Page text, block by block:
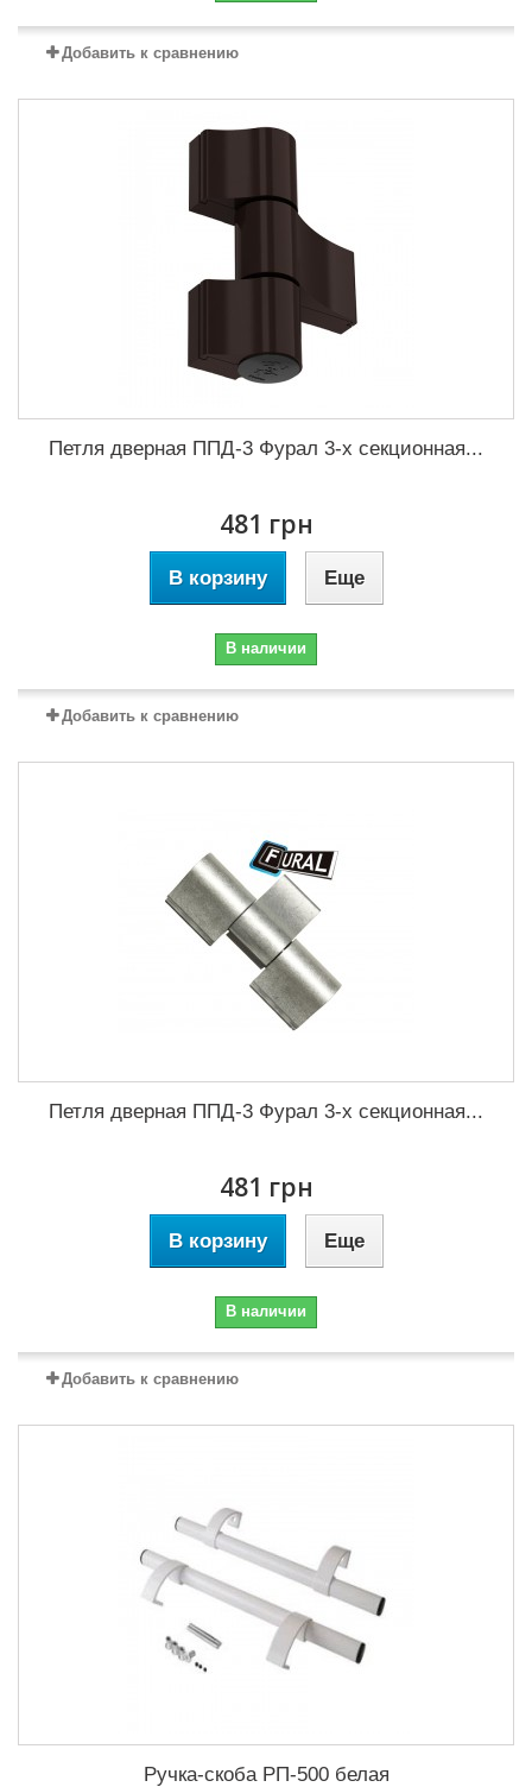
Добавить к сравнению
Петля дверная ППД-3 Фурал 3-х секционная...
481 грн
В корзину Еще
В наличии
Добавить к сравнению
Петля дверная ППД-3 Фурал 3-х секционная...
481 грн
В корзину Еще
В наличии
Добавить к сравнению
Ручка-скоба РП-500 белая